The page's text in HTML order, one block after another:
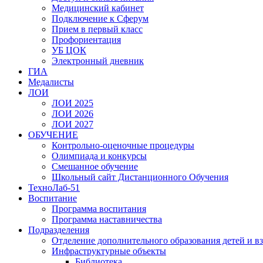
Медицинский кабинет
Подключение к Сферум
Прием в первый класс
Профориентация
УБ ЦОК
Электронный дневник
ГИА
Медалисты
ЛОИ
ЛОИ 2025
ЛОИ 2026
ЛОИ 2027
ОБУЧЕНИЕ
Контрольно-оценочные процедуры
Олимпиада и конкурсы
Смешанное обучение
Школьный сайт Дистанционного Обучения
ТехноЛаб-51
Воспитание
Программа воспитания
Программа наставничества
Подразделения
Отделение дополнительного образования детей и
Инфраструктурные объекты